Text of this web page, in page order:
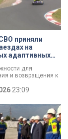
приняли
на
адаптивных
для
и возвращения к
в Петербурге
участниками
операции,
проходят курс
Главным событием
на специальных
машинах, где
23:09